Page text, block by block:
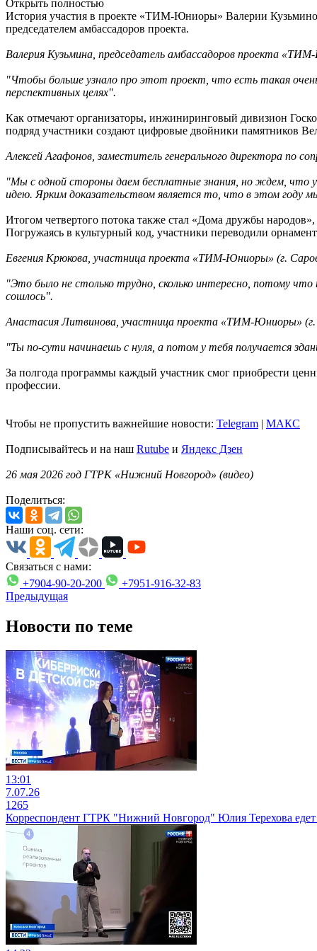
Открыть полностью
История участия в проекте «ТИМ-Юниоры» Валерии Кузьминой
председателем амбассадоров проекта.
Валерия Кузьмина, председатель амбассадоров проекта
"Чтобы больше узнало про этот проект, что есть такая
перспективных целях".
Как отмечают организаторы, инжиниринговый дивизион
подряд участники создают цифровые двойники памятников
Алексей Агафонов, заместитель генерального директора по
"Мы с одной стороны даем бесплатные знания, но ждем, что
идею. Ярким доказательством является то, что в этом году
Итогом четвертого потока также стал «Дома дружбы
Погружаясь в культурный код, участники переводили
Евгения Крюкова, участница проекта «ТИМ-Юниоры» (г.
"Это было не столько трудно, сколько интересно, потому
сошлось".
Анастасия Литвинова, участница проекта «ТИМ-Юниоры» (г.
"Ты по-сути начинаешь с нуля, а потом у тебя получается
За полгода программы каждый участник смог приобрести
профессии.
Чтобы не пропустить важнейшие новости: Telegram | MAКС
Подписывайтесь и на наш Rutube и Яндекс Дзен
26 мая 2026 год ГТРК «Нижний Новгород» (видео)
Поделиться:
Наши соц. сети:
Связаться с нами:
+7904-90-20-200
+7951-916-32-83
Предыдущая
Новости по теме
13:01
7.07.26
1265
Корреспондент ГТРК "Нижний Новгород" Юлия Терехова